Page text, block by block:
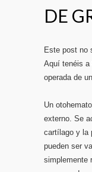
DE
Este post no
Aquí tenéis a
operada de
Un
externo. Se
cartílago y la
pueden ser
simplemente